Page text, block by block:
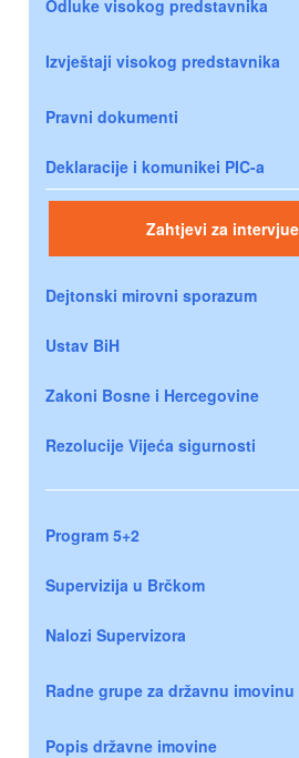
Odluke visokog predstavnika
Izvještaji visokog predstavnika
Pravni dokumenti
Deklaracije i komunikei PIC-a
Zahtjevi za intervjue
Dejtonski mirovni sporazum
Ustav BiH
Zakoni Bosne i Hercegovine
Rezolucije Vijeća sigurnosti
Program 5+2
Supervizija u Brčkom
Nalozi Supervizora
Radne grupe za državnu imovinu
Popis državne imovine